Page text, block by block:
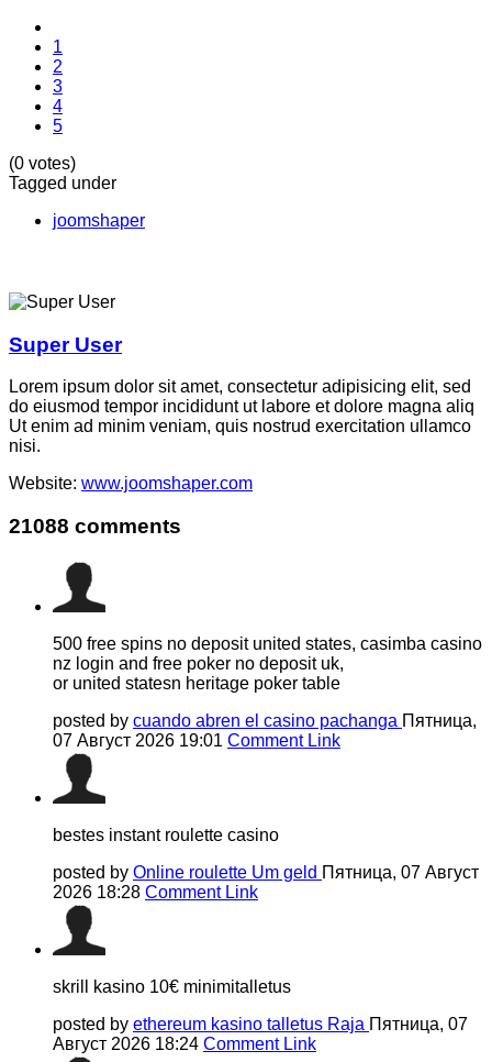
1
2
3
4
5
(0 votes)
Tagged under
joomshaper
Super User
Lorem ipsum dolor sit amet, consectetur adipisicing elit, sed
do eiusmod tempor incididunt ut labore et dolore magna aliq
Ut enim ad minim veniam, quis nostrud exercitation ullamco
nisi.
Website: www.joomshaper.com
21088 comments
500 free spins no deposit united states, casimba casino
nz login and free poker no deposit uk,
or united statesn heritage poker table
posted by cuando abren el casino pachanga Пятница,
07 Август 2026 19:01 Comment Link
bestes instant roulette casino
posted by Online roulette Um geld Пятница, 07 Август
2026 18:28 Comment Link
skrill kasino 10€ minimitalletus
posted by ethereum kasino talletus Raja Пятница, 07
Август 2026 18:24 Comment Link